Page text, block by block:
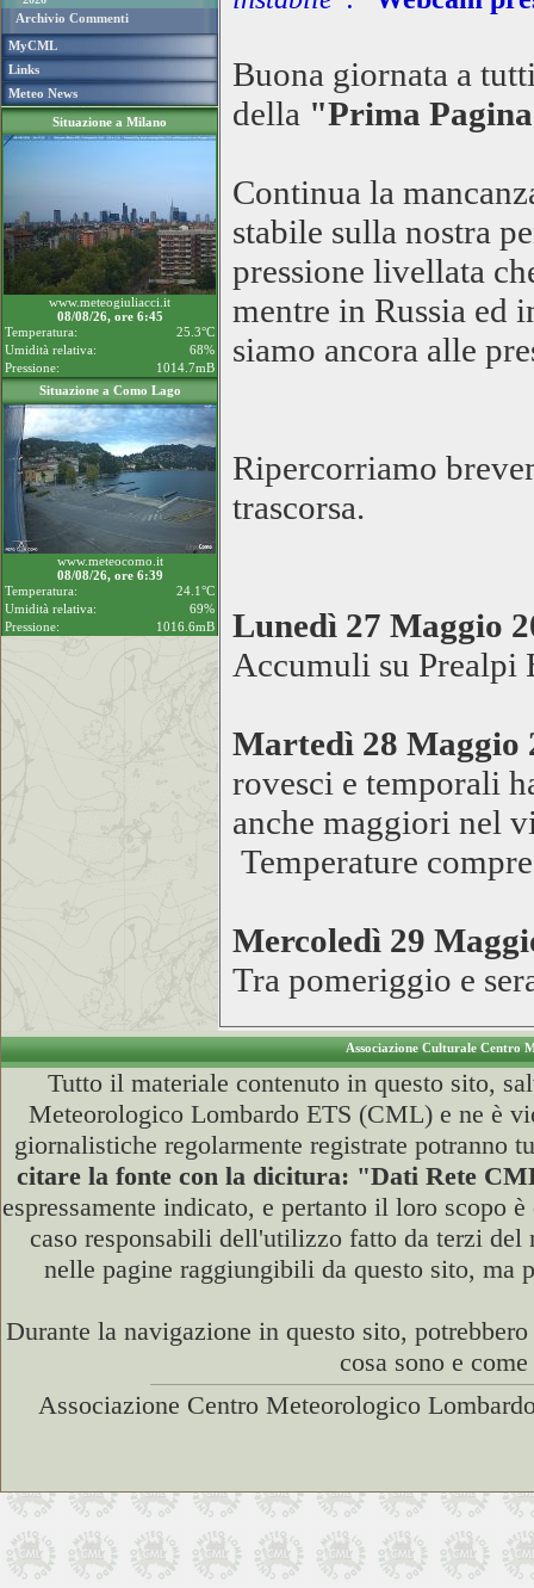
Archivio Commenti
MyCML
Links
Meteo News
Situazione a Milano
www.meteogiuliacci.it
08/08/26, ore 6:45
Temperatura:
25.3°C
Umidità relativa:
68%
Pressione:
1014.7mB
Situazione a Como Lago
www.meteocomo.it
08/08/26, ore 6:39
Temperatura:
24.1°C
Umidità relativa:
69%
Pressione:
1016.6mB
Buona giornata a
della "Prima
Continua la
stabile sulla nostra
pressione livellata
mentre in Russia ed
siamo ancora alle
Ripercorriamo
trascorsa.
Lunedì 27 Maggio
Accumuli su Prealpi
Martedì 28 Maggio
rovesci e temporali
anche maggiori nel
Temperature
Mercoledì 29
Tra pomeriggio e
Associazione Culturale Centro
Tutto il materiale contenuto in questo sito,
Meteorologico Lombardo ETS (CML) e ne è
giornalistiche regolarmente registrate potranno
citare la fonte con la dicitura: "Dati Rete
espressamente indicato, e pertanto il loro
caso responsabili dell'utilizzo fatto da terzi
nelle pagine raggiungibili da questo sito, ma
Durante la navigazione in questo sito,
cosa sono e
Associazione Centro Meteorologico